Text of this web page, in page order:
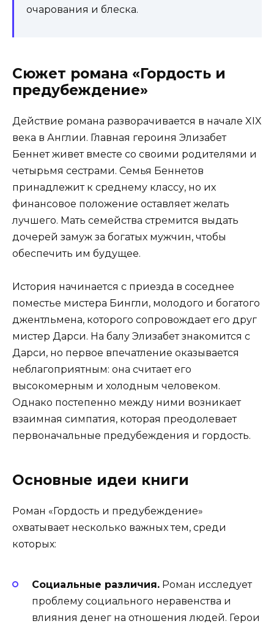
очарования и блеска.
Сюжет романа «Гордость и
предубеждение»
Действие романа разворачивается в начале XIX
века в Англии. Главная героиня Элизабет
Беннет живет вместе со своими родителями и
четырьмя сестрами. Семья Беннетов
принадлежит к среднему классу, но их
финансовое положение оставляет желать
лучшего. Мать семейства стремится выдать
дочерей замуж за богатых мужчин, чтобы
обеспечить им будущее.
История начинается с приезда в соседнее
поместье мистера Бингли, молодого и богатого
джентльмена, которого сопровождает его друг
мистер Дарси. На балу Элизабет знакомится с
Дарси, но первое впечатление оказывается
неблагоприятным: она считает его
высокомерным и холодным человеком.
Однако постепенно между ними возникает
взаимная симпатия, которая преодолевает
первоначальные предубеждения и гордость.
Основные идеи книги
Роман «Гордость и предубеждение»
охватывает несколько важных тем, среди
которых:
Социальные различия. Роман исследует
проблему социального неравенства и
влияния денег на отношения людей. Герои